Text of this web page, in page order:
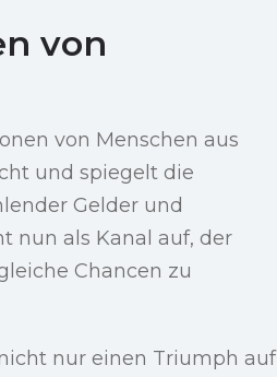
von
von Menschen aus
und spiegelt die
Gelder und
nun als Kanal auf, der
Chancen zu
nur einen Triumph auf